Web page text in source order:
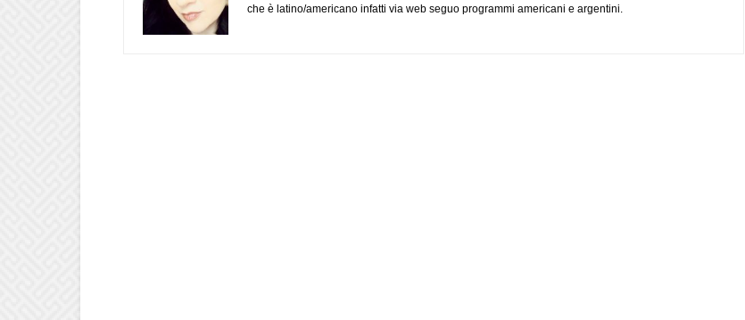
che è latino/americano infatti via web seguo programmi americani e argentini.